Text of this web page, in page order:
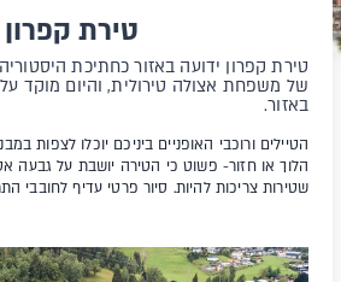
טירת קפרון
טירת קפרון ידועה באזור כחתיכת
של משפחת אצולה טירולית, והיום מוקד
באזור.
הטיילים ורוכבי האופניים ביניכם יוכלו לצפות
הלוך או חזור- פשוט כי הטירה יושבת על גבעה
שטירות צריכות להיות. סיור פרטי עדיף לחובבי